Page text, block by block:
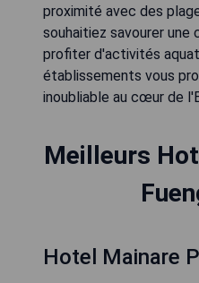
proximité avec des
souhaitiez savourer une
profiter d'activités
établissements vous
inoubliable au cœur de
Meilleurs
Hotel Mainare